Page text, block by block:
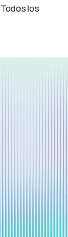
Todos los